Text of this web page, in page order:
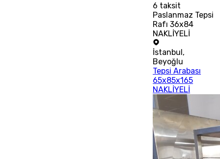
6 taksit
Paslanmaz Tepsi
Rafı 36x84
NAKLİYELİ
İstanbul,
Beyoğlu
Tepsi Arabası
65x85x165
NAKLİYELİ